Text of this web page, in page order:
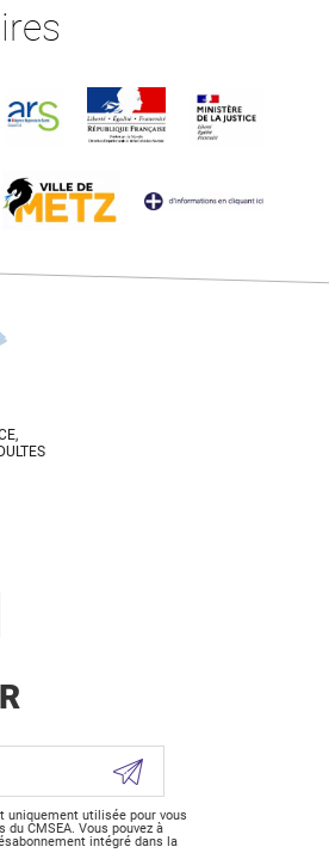
uniquement utilisée pour vous
CMSEA. Vous pouvez à
intégré dans la